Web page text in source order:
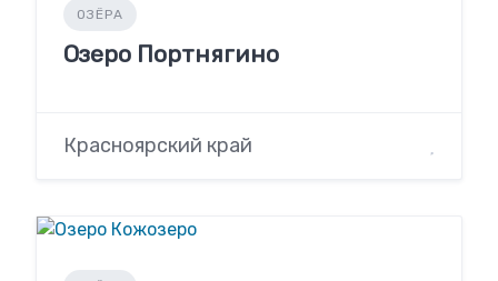
ОЗЁРА
Озеро Портнягино
Красноярский край